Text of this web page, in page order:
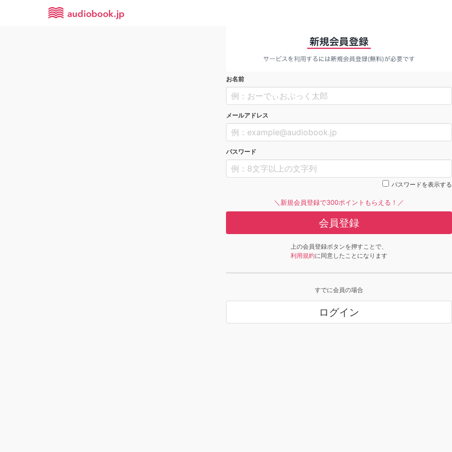
お名前
メールアドレス
パスワード
パスワードを表示する
＼新規会員登録で300ポイントもらえる！／
会員登録
上の会員登録ボタンを押すことで、
利用規約に同意したことになります
すでに会員の場合
ログイン